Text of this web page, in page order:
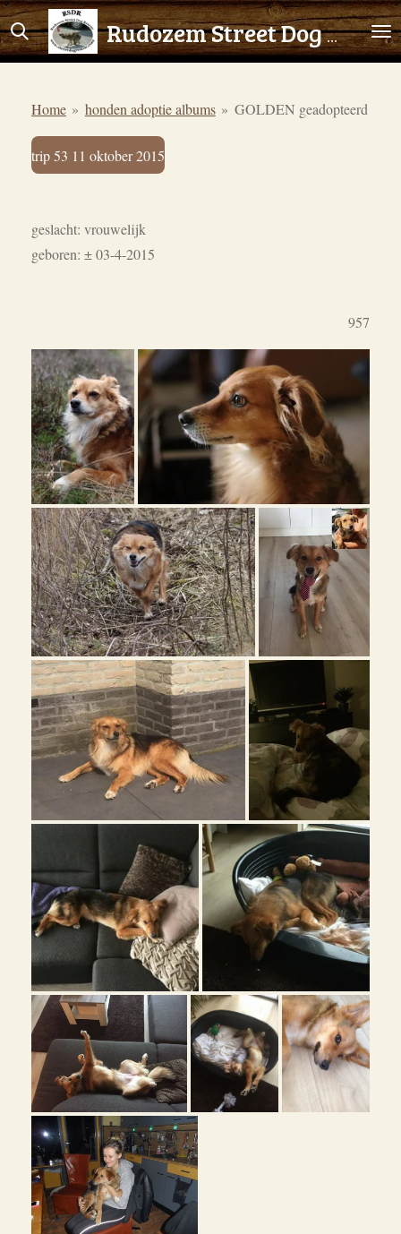
Ga
direct
hoofdinhoud
Rudozem Street Dog Rescue
Home » honden adoptie albums » GOLDEN geadopteerd
trip 53 11 oktober 2015
geslacht: vrouwelijk
geboren: ± 03-4-2015
957